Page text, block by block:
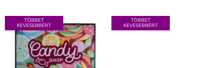
TÖBBET
KEVESEBBÉRT
TÖBBET
KEVESEBBÉRT